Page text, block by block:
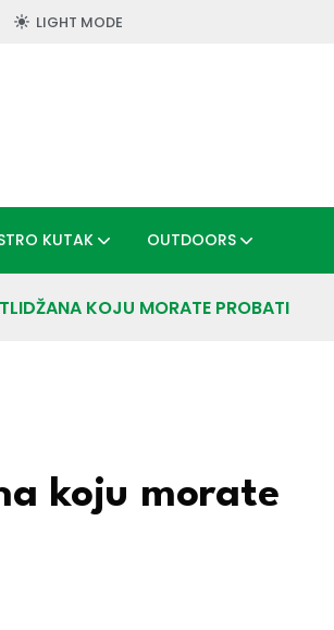
LIGHT MODE
KUTAK OUTDOORS
KOJU MORATE PROBATI
koju morate